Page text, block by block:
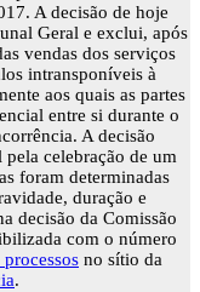
A decisão de hoje
Geral e exclui, após
vendas dos serviços
intransponíveis à
aos quais as partes
entre si durante o
A decisão
celebração de um
foram determinadas
duração e
decisão da Comissão
com o número
no sítio da
.